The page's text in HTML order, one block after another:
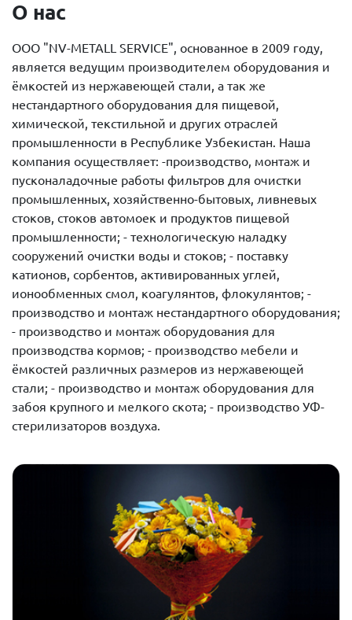
О нас
ООО "NV-METALL SERVICE", основанное в 2009 году,
является ведущим производителем оборудования и
ёмкостей из нержавеющей стали, а так же
нестандартного оборудования для пищевой,
химической, текстильной и других отраслей
промышленности в Республике Узбекистан. Наша
компания осуществляет: -производство, монтаж и
пусконаладочные работы фильтров для очистки
промышленных, хозяйственно-бытовых, ливневых
стоков, стоков автомоек и продуктов пищевой
промышленности; - технологическую наладку
сооружений очистки воды и стоков; - поставку
катионов, сорбентов, активированных углей,
ионообменных смол, коагулянтов, флокулянтов; -
производство и монтаж нестандартного оборудования;
- производство и монтаж оборудования для
производства кормов; - производство мебели и
ёмкостей различных размеров из нержавеющей
стали; - производство и монтаж оборудования для
забоя крупного и мелкого скота; - производство УФ-
стерилизаторов воздуха.